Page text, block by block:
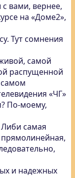
вами, вернее,
на «Доме2»,
Тут сомнения
самой
распущенной
самом
«ЧГ»
По-моему,
самая
прямолинейная,
и надежных